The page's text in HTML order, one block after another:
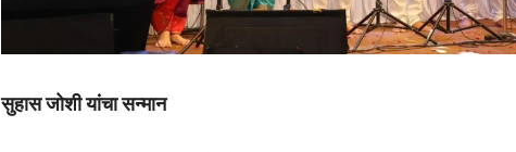
सुहास जोशी यांचा सन्मान